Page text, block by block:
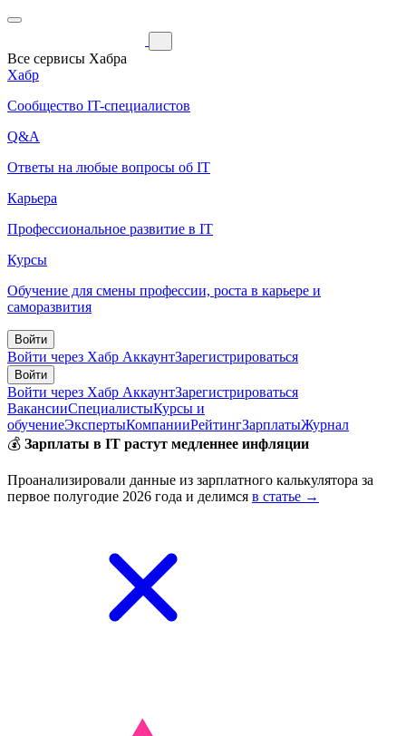
Все сервисы Хабра
Хабр
Сообщество IT-специалистов
Q&A
Ответы на любые вопросы об IT
Карьера
Профессиональное развитие в IT
Курсы
Обучение для смены профессии, роста в карьере и
саморазвития
Войти
Войти через Хабр АккаунтЗарегистрироваться
Войти
Войти через Хабр АккаунтЗарегистрироваться
ВакансииСпециалистыКурсы и
обучениеЭкспертыКомпанииРейтингЗарплатыЖурнал
💰 Зарплаты в IT растут медленнее инфляции
Проанализировали данные из зарплатного калькулятора за
первое полугодие 2026 года и делимся в статье →